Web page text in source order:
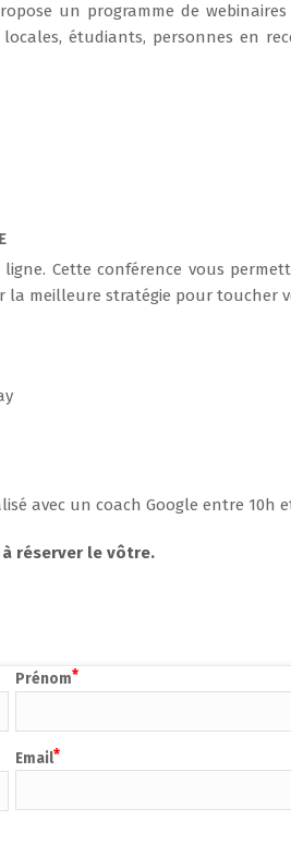
un programme de
locales, étudiants, personnes en
Cette conférence vous
la meilleure stratégie pour toucher
avec un coach Google entre 10h
réserver le vôtre.
Prénom
e61d
Email